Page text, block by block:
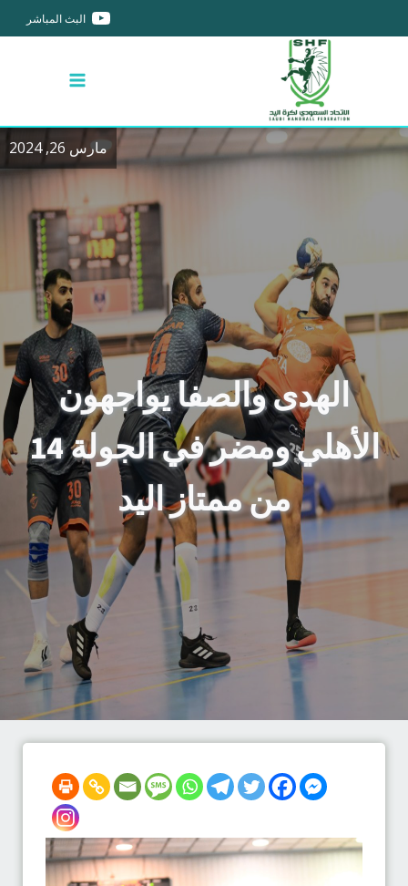
البث المباشر
مارس 26, 2024
الهدى والصفا يواجهون
الأهلي ومضر في الجولة 14
من ممتاز اليد